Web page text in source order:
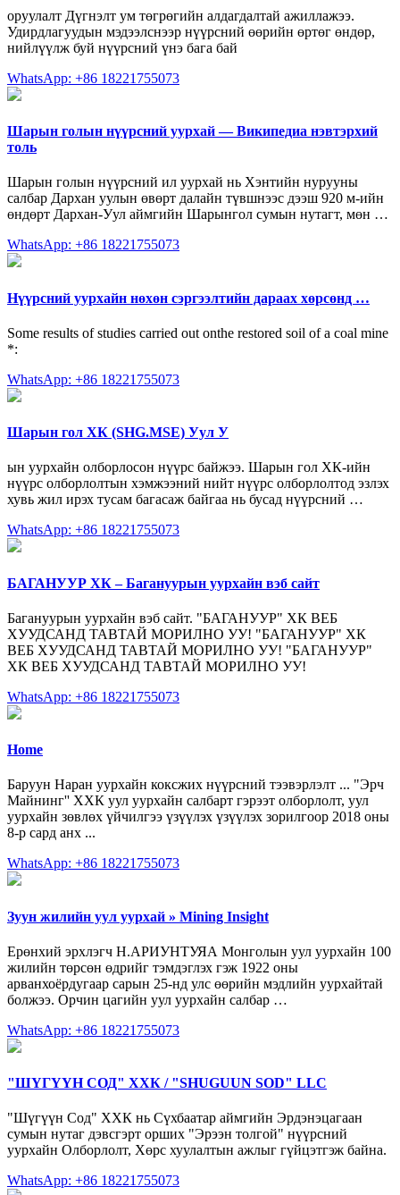
оруулалт Дүгнэлт ум төгрөгийн алдагдалтай ажиллажээ.
Удирдлагуудын мэдээлснээр нүүрсний өөрийн өртөг өндөр,
нийлүүлж буй нүүрсний үнэ бага бай
WhatsApp: +86 18221755073
Шарын голын нүүрсний уурхай — Википедиа нэвтэрхий
толь
Шарын голын нүүрсний ил уурхай нь Хэнтийн нурууны
салбар Дархан уулын өвөрт далайн түвшнээс дээш 920 м-ийн
өндөрт Дархан-Уул аймгийн Шарынгол сумын нутагт, мөн …
WhatsApp: +86 18221755073
Нүүрсний уурхайн нөхөн сэргээлтийн дараах хөрсөнд …
Some results of studies carried out onthe restored soil of a coal mine
*:
WhatsApp: +86 18221755073
Шарын гол ХК (SHG.MSE) Уул У
ын уурхайн олборлосон нүүрс байжээ. Шарын гол ХК-ийн
нүүрс олборлолтын хэмжээний нийт нүүрс олборлолтод эзлэх
хувь жил ирэх тусам багасаж байгаа нь бусад нүүрсний …
WhatsApp: +86 18221755073
БАГАНУУР ХК – Багануурын уурхайн вэб сайт
Багануурын уурхайн вэб сайт. "БАГАНУУР" ХК ВЕБ
ХУУДСАНД ТАВТАЙ МОРИЛНО УУ! "БАГАНУУР" ХК
ВЕБ ХУУДСАНД ТАВТАЙ МОРИЛНО УУ! "БАГАНУУР"
ХК ВЕБ ХУУДСАНД ТАВТАЙ МОРИЛНО УУ!
WhatsApp: +86 18221755073
Home
Баруун Наран уурхайн коксжих нүүрсний тээвэрлэлт ... "Эрч
Майнинг'' ХХК уул уурхайн салбарт гэрээт олборлолт, уул
уурхайн зөвлөх үйчилгээ үзүүлэх үзүүлэх зорилгоор 2018 оны
8-р сард анх ...
WhatsApp: +86 18221755073
Зуун жилийн уул уурхай » Mining Insight
Ерөнхий эрхлэгч Н.АРИУНТУЯА Монголын уул уурхайн 100
жилийн төрсөн өдрийг тэмдэглэх гэж 1922 оны
арванхоёрдугаар сарын 25-нд улс өөрийн мэдлийн уурхайтай
болжээ. Орчин цагийн уул уурхайн салбар …
WhatsApp: +86 18221755073
"ШҮГҮҮН СОД" ХХК / "SHUGUUN SOD" LLC
"Шүгүүн Сод" ХХК нь Сүхбаатар аймгийн Эрдэнэцагаан
сумын нутаг дэвсгэрт орших "Эрээн толгой" нүүрсний
уурхайн Олборлолт, Хөрс хуулалтын ажлыг гүйцэтгэж байна.
WhatsApp: +86 18221755073